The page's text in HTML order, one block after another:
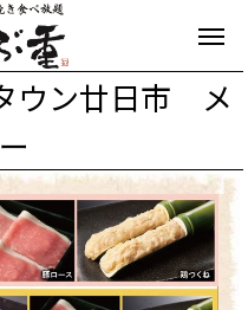
ウン廿日市 メ